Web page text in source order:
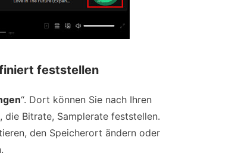
feststellen
“. Dort können Sie nach Ihren
die Bitrate, Samplerate feststellen.
den Speicherort ändern oder